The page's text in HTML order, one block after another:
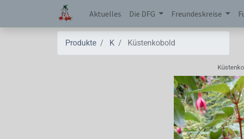
Aktuelles Die DFG Freundeskreise
Produkte K Küstenkobold